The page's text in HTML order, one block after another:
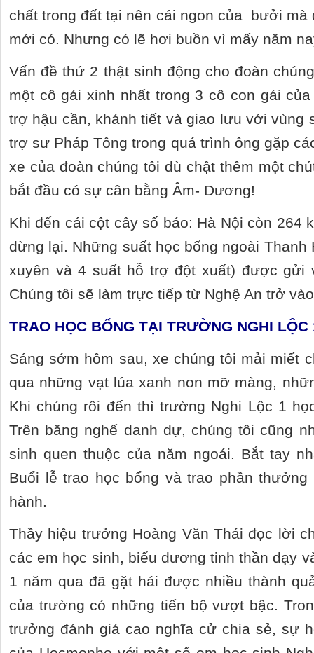
chất trong đất tại nên cái ngon của bưởi mà
mới có. Nhưng có lẽ hơi buồn vì mấy năm
Vấn đề thứ 2 thật sinh động cho đoàn
một cô gái xinh nhất trong 3 cô con gái
trợ hậu cần, khánh tiết và giao lưu với vùng
trợ sư Pháp Tông trong quá trình ông gặp
xe của đoàn chúng tôi dù chật thêm một
bắt đầu có sự cân bằng Âm- Dương!
Khi đến cái cột cây số báo: Hà Nội còn 264
dừng lại. Những suất học bổng ngoài
xuyên và 4 suất hỗ trợ đột xuất) được gửi
Chúng tôi sẽ làm trực tiếp từ Nghệ An trở
TRAO HỌC BỔNG TẠI TRƯỜNG NGHI LỘC
Sáng sớm hôm sau, xe chúng tôi mải miết
qua những vạt lúa xanh non mỡ màng,
Khi chúng rôi đến thì trường Nghi Lộc 1
Trên băng nghế danh dự, chúng tôi cũng
sinh quen thuộc của năm ngoái. Bắt tay
Buổi lễ trao học bổng và trao phần
hành.
Thầy hiệu trưởng Hoàng Văn Thái đọc lời
các em học sinh, biểu dương tinh thần dạy
1 năm qua đã gặt hái được nhiều thành
của trường có những tiến bộ vượt bậc.
trưởng đánh giá cao nghĩa cử chia sẻ, sự